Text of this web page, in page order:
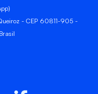
- CEP 60811-905 -